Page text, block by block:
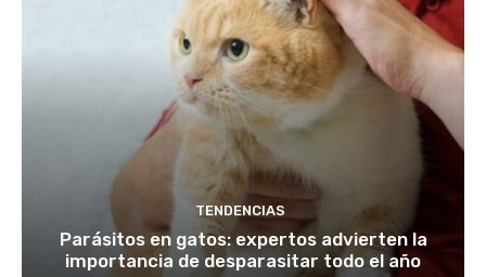
TENDENCIAS
Parásitos en gatos: expertos advierten la
importancia de desparasitar todo el año